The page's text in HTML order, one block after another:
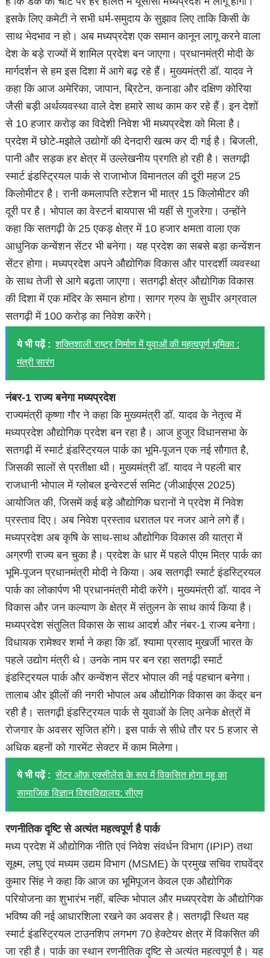
इसके लिए कमेटी ने सभी धर्म-समुदाय के सुझाव लिए ताकि किसी के
साथ भेदभाव न हो। अब मध्यप्रदेश एक समान कानून लागू करने वाला
देश के बड़े राज्यों में शामिल प्रदेश बन जाएगा। प्रधानमंत्री मोदी के
मार्गदर्शन से हम इस दिशा में आगे बढ़ रहे हैं। मुख्यमंत्री डॉ. यादव ने
कहा कि आज अमेरिका, जापान, ब्रिटेन, कनाडा और दक्षिण कोरिया
जैसी बड़ी अर्थव्यवस्था वाले देश हमारे साथ काम कर रहे हैं। इन देशों
से 10 हजार करोड़ का विदेशी निवेश भी मध्यप्रदेश को मिला है।
प्रदेश में छोटे-मझोले उद्योगों की देनदारी खत्म कर दी गई है। बिजली,
पानी और सड़क हर क्षेत्र में उल्लेखनीय प्रगति हो रही है। सतगढ़ी
स्मार्ट इंडस्ट्रियल पार्क से राजाभोज विमानतल की दूरी महज 25
किलोमीटर है। रानी कमलापति स्टेशन भी मात्र 15 किलोमीटर की
दूरी पर है। भोपाल का वेस्टर्न बायपास भी यहीं से गुजरेगा। उन्होंने
कहा कि सतगढ़ी के 25 एकड़ क्षेत्र में 10 हजार क्षमता वाला एक
आधुनिक कन्वेंशन सेंटर भी बनेगा। यह प्रदेश का सबसे बड़ा कन्वेंशन
सेंटर होगा। मध्यप्रदेश अपने औद्योगिक विकास और पारदर्शी व्यवस्था
के साथ तेजी से आगे बढ़ता जाएगा। सतगढ़ी क्षेत्र औद्योगिक विकास
की दिशा में एक मंदिर के समान होगा। सागर ग्रुप के सुधीर अग्रवाल
सतगढ़ी में 100 करोड़ का निवेश करेंगे।
ये भी पढ़ें : शक्तिशाली राष्ट्र निर्माण में युवाओं की महत्वपूर्ण भूमिका :
मंत्री सारंग
नंबर-1 राज्य बनेगा मध्यप्रदेश
राज्यमंत्री कृष्णा गौर ने कहा कि मुख्यमंत्री डॉ. यादव के नेतृत्व में
मध्यप्रदेश औद्योगिक प्रदेश बन रहा है। आज हुजूर विधानसभा के
सतगढ़ी में स्मार्ट इंडस्ट्रियल पार्क का भूमि-पूजन एक नई सौगात है,
जिसकी सालों से प्रतीक्षा थी। मुख्यमंत्री डॉ. यादव ने पहली बार
राजधानी भोपाल में ग्लोबल इन्वेस्टर्स समिट (जीआईएस 2025)
आयोजित की, जिसमें कई बड़े औद्योगिक घरानों ने प्रदेश में निवेश
प्रस्ताव दिए। अब निवेश प्रस्ताव धरातल पर नजर आने लगे हैं।
मध्यप्रदेश अब कृषि के साथ-साथ औद्योगिक विकास की यात्रा में
अग्रणी राज्य बन चुका है। प्रदेश के धार में पहले पीएम मित्र पार्क का
भूमि-पूजन प्रधानमंत्री मोदी ने किया। अब सतगढ़ी स्मार्ट इंडस्ट्रियल
पार्क का लोकार्पण भी प्रधानमंत्री मोदी करेंगे। मुख्यमंत्री डॉ. यादव ने
विकास और जन कल्याण के क्षेत्र में संतुलन के साथ कार्य किया है।
मध्यप्रदेश संतुलित विकास के साथ आदर्श और नंबर-1 राज्य बनेगा।
विधायक रामेश्वर शर्मा ने कहा कि डॉ. श्यामा प्रसाद मुखर्जी भारत के
पहले उद्योग मंत्री थे। उनके नाम पर बन रहा सतगढ़ी स्मार्ट
इंडस्ट्रियल पार्क और कन्वेंशन सेंटर भोपाल की नई पहचान बनेगा।
तालाब और झीलों की नगरी भोपाल अब औद्योगिक विकास का केंद्र बन
रही है। सतगढ़ी इंडस्ट्रियल पार्क से युवाओं के लिए अनेक क्षेत्रों में
रोजगार के अवसर सृजित होंगे। इस पार्क से सीधे तौर पर 5 हजार से
अधिक बहनों को गारमेंट सेक्टर में काम मिलेगा।
ये भी पढ़ें : सेंटर ऑफ़ एक्सीलेंस के रूप में विकसित होगा महू का
सामाजिक विज्ञान विश्वविद्यालय: सीएम
रणनीतिक दृष्टि से अत्यंत महत्वपूर्ण है पार्क
मध्य प्रदेश में औद्योगिक नीति एवं निवेश संवर्धन विभाग (IPIP) तथा
सूक्ष्म, लघु एवं मध्यम उद्यम विभाग (MSME) के प्रमुख सचिव राघवेंद्र
कुमार सिंह ने कहा कि आज का भूमिपूजन केवल एक औद्योगिक
परियोजना का शुभारंभ नहीं, बल्कि भोपाल और मध्यप्रदेश के औद्योगिक
भविष्य की नई आधारशिला रखने का अवसर है। सतगढ़ी स्थित यह
स्मार्ट इंडस्ट्रियल टाउनशिप लगभग 70 हेक्टेयर क्षेत्र में विकसित की
जा रही है। पार्क का स्थान रणनीतिक दृष्टि से अत्यंत महत्वपूर्ण है। यह